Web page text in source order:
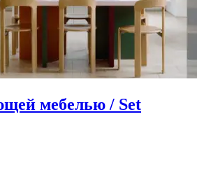
мебелью / Set